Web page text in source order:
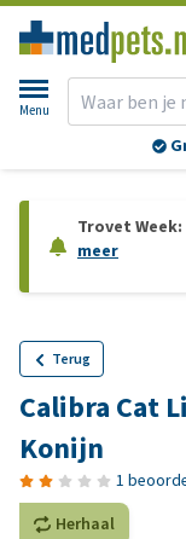
Menu
Trovet
meer
Terug
Calibra Cat
Konijn
1
Herhaal